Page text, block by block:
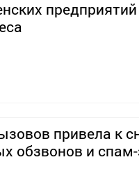
привела к
обзвонов и